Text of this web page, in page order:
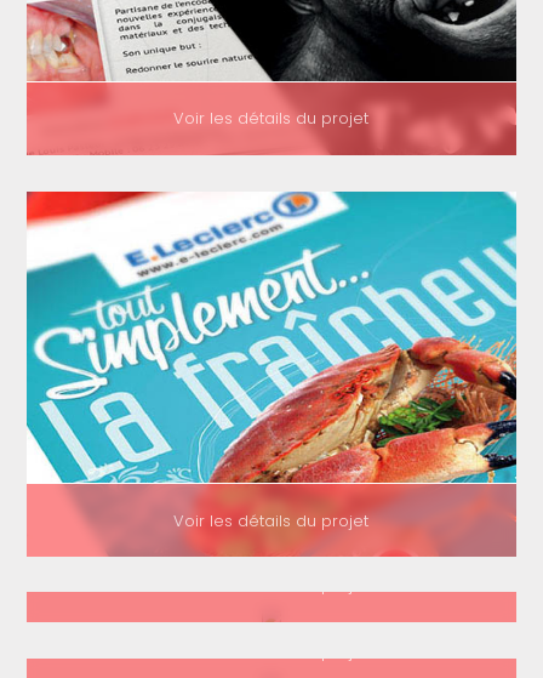
Voir les détails du projet
Voir les détails du projet